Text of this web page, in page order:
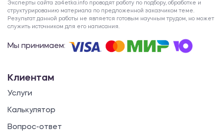
Эксперты сайта za4etka.info проводят работу по подбору, обработке и
структурированию материала по предложенной заказчиком теме.
Результат данной работы не является готовым научным трудом, но может
служить источником для его написания.
Мы принимаем:
Клиентам
Услуги
Калькулятор
Вопрос-ответ